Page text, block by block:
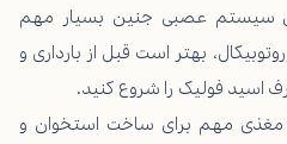
سیستم عصبی جنین بسیار مهم
بهتر است قبل از بارداری و
اسید فولیک را شروع کنید.
مغذی مهم برای ساخت استخوان و